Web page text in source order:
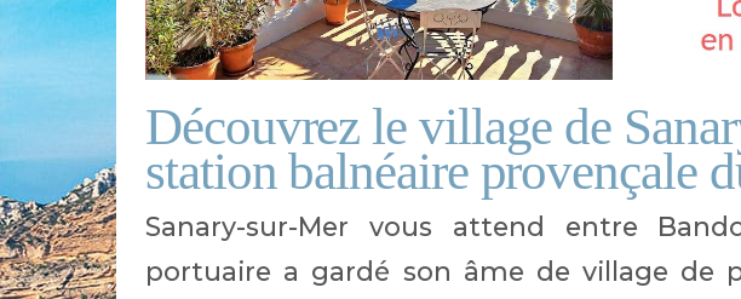
Découvrez le village de
station balnéaire provençale
Sanary-sur-Mer vous attend entre
portuaire a gardé son âme de village de